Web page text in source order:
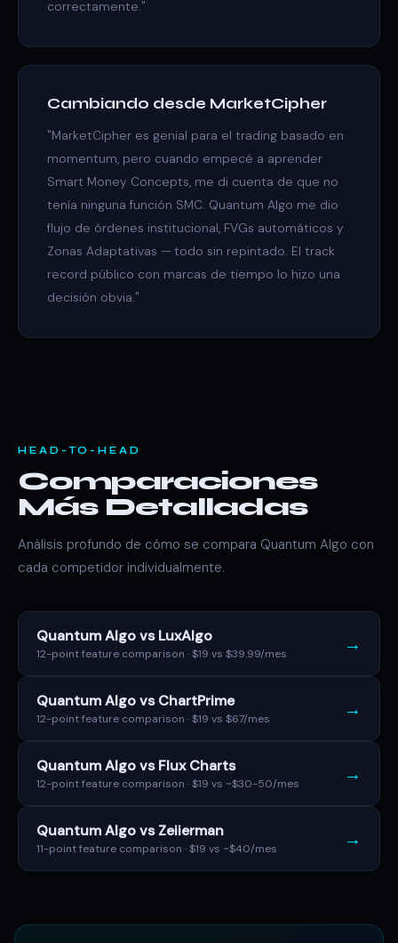
correctamente."
Cambiando desde MarketCipher
"MarketCipher es genial para el trading basado en
momentum, pero cuando empecé a aprender
Smart Money Concepts, me di cuenta de que no
tenía ninguna función SMC. Quantum Algo me dio
flujo de órdenes institucional, FVGs automáticos y
Zonas Adaptativas — todo sin repintado. El track
record público con marcas de tiempo lo hizo una
decisión obvia."
HEAD-TO-HEAD
Comparaciones
Más Detalladas
Análisis profundo de cómo se compara Quantum Algo con
cada competidor individualmente.
Quantum Algo vs LuxAlgo
12-point feature comparison · $19 vs $39.99/mes →
Quantum Algo vs ChartPrime
12-point feature comparison · $19 vs $67/mes →
Quantum Algo vs Flux Charts
12-point feature comparison · $19 vs ~$30-50/mes →
Quantum Algo vs Zeiierman
11-point feature comparison · $19 vs ~$40/mes →